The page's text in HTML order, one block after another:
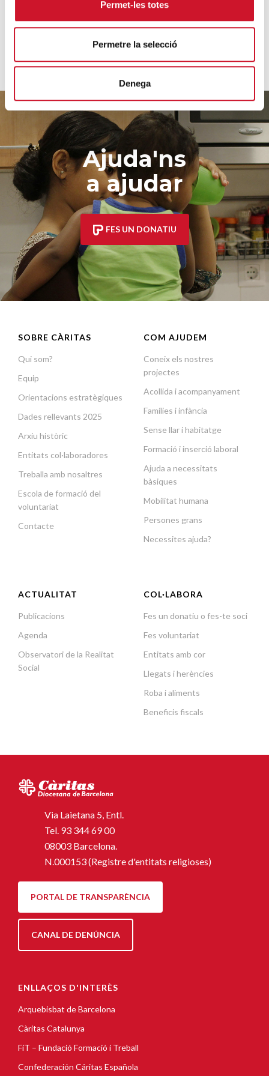
Permet-les totes
Permetre la selecció
Denega
VEURE'N MÉS
Ajuda'ns
a ajudar
FES UN DONATIU
SOBRE CÀRITAS
Qui som?
Equip
Orientacions estratègiques
Dades rellevants 2025
Arxiu històric
Entitats col·laboradores
Treballa amb nosaltres
Escola de formació del
voluntariat
Contacte
COM AJUDEM
Coneix els nostres
projectes
Acollida i acompanyament
Famílies i infància
Sense llar i habitatge
Formació i inserció laboral
Ajuda a necessitats
bàsiques
Mobilitat humana
Persones grans
Necessites ajuda?
ACTUALITAT
Publicacions
Agenda
Observatori de la Realitat
Social
COL·LABORA
Fes un donatiu o fes-te soci
Fes voluntariat
Entitats amb cor
Llegats i herències
Roba i aliments
Beneficis fiscals
Via Laietana 5, Entl.
Tel. 93 344 69 00
08003 Barcelona.
N.000153 (Registre d'entitats religioses)
PORTAL DE TRANSPARÈNCIA
CANAL DE DENÚNCIA
ENLLAÇOS D'INTERÈS
Arquebisbat de Barcelona
Càritas Catalunya
FiT – Fundació Formació i Treball
Confederación Cáritas Española